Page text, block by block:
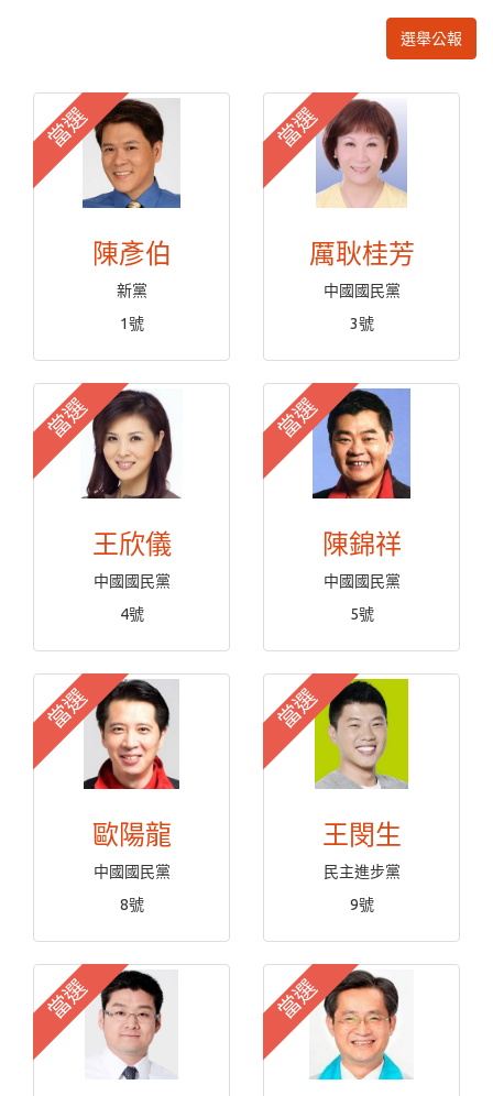
選舉公報
當選
陳彥伯
新黨
1號
當選
厲耿桂芳
中國國民黨
3號
當選
王欣儀
中國國民黨
4號
當選
陳錦祥
中國國民黨
5號
當選
歐陽龍
中國國民黨
8號
當選
王閔生
民主進步黨
9號
當選 當選